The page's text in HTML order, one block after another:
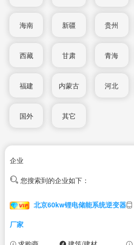
海南 新疆 贵州
西藏 甘肃 青海
福建 内蒙古 河北
国外 其它
企业
您搜索到的企业如下：
北京60kw锂电储能系统逆变器
厂家